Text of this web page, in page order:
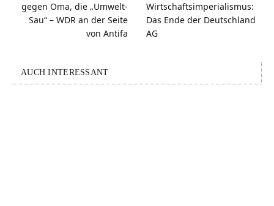
gegen Oma, die „Umwelt-
Sau“ – WDR an der Seite
von Antifa
Wirtschaftsimperialismus:
Das Ende der Deutschland
AG
AUCH INTERESSANT